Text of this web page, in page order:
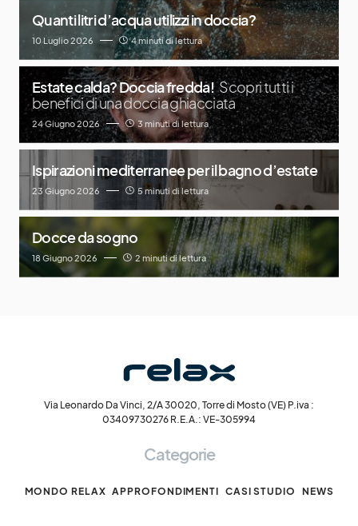
Quanti litri d’acqua utilizzi in doccia?
10 Luglio 2026 4 minuti di lettura
Estate calda? Doccia fredda! Scopri tutti i
benefici di una doccia ghiacciata
24 Giugno 2026 3 minuti di lettura
Ispirazioni mediterranee per il bagno d’estate
23 Giugno 2026 5 minuti di lettura
Docce da sogno
18 Giugno 2026 2 minuti di lettura
Via Leonardo Da Vinci, 2/A 30020, Torre di Mosto (VE) P.iva :
03409730276 R.E.A.: VE-305994
Categorie
MONDO RELAX APPROFONDIMENTI CASI STUDIO NEWS